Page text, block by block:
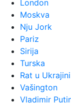
23:54:
EVROPU:
23:46:
Anđeles
23:45:
London
Moskva
Nju Jork
Pariz
Sirija
Turska
Rat u Ukrajini
Vašington
Vladimir